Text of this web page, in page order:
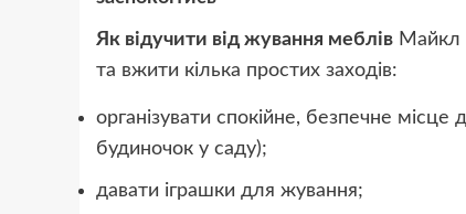
Як відучити від жування меблів Майкл
та вжити кілька простих заходів:
організувати спокійне, безпечне місце
будиночок у саду);
давати іграшки для жування;